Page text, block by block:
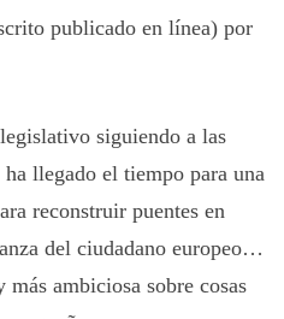
publicado en línea) por
siguiendo a las
ha llegado el tiempo para una
reconstruir puentes en
del ciudadano europeo…
más ambiciosa sobre cosas